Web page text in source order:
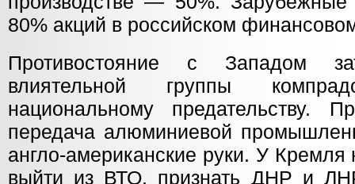
80% акций в российском
Противостояние с Западом
влиятельной группы
национальному предательству.
передача алюминиевой
англо-американские руки. У Кремля
выйти из ВТО, признать ДНР и